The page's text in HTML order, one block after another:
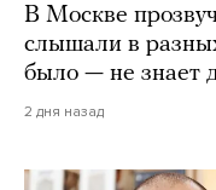
В Москве
слышали в
было — не
2 дня назад